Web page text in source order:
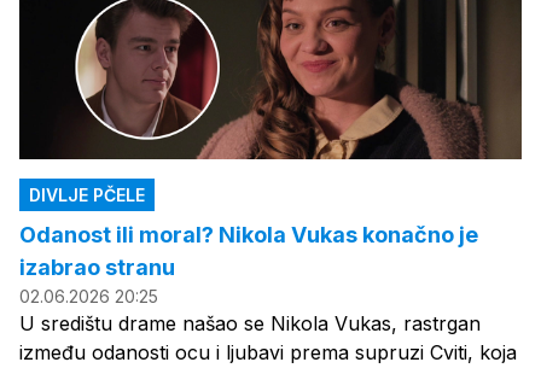
DIVLJE PČELE
Odanost ili moral? Nikola Vukas konačno je
izabrao stranu
02.06.2026 20:25
U središtu drame našao se Nikola Vukas, rastrgan
između odanosti ocu i ljubavi prema supruzi Cviti, koja